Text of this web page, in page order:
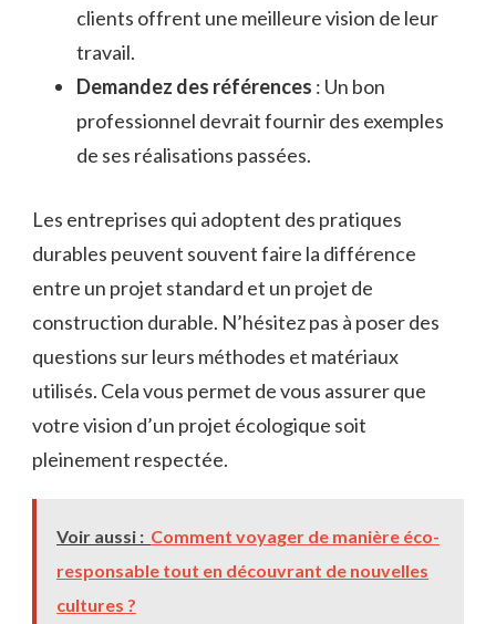
clients offrent une meilleure vision de leur
travail.
Demandez des références : Un bon
professionnel devrait fournir des exemples
de ses réalisations passées.
Les entreprises qui adoptent des pratiques
durables peuvent souvent faire la différence
entre un projet standard et un projet de
construction durable. N’hésitez pas à poser des
questions sur leurs méthodes et matériaux
utilisés. Cela vous permet de vous assurer que
votre vision d’un projet écologique soit
pleinement respectée.
Voir aussi : Comment voyager de manière éco-
responsable tout en découvrant de nouvelles
cultures ?